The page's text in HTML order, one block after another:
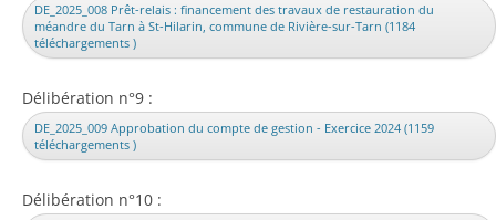
DE_2025_008 Prêt-relais : financement des travaux de restauration du
méandre du Tarn à St-Hilarin, commune de Rivière-sur-Tarn (1184
téléchargements )
Délibération n°9 :
DE_2025_009 Approbation du compte de gestion - Exercice 2024 (1159
téléchargements )
Délibération n°10 :